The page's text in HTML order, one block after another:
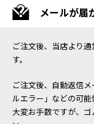
メールが届
ご注文後、当店より
す。
ご注文後、自動返信
ルエラー」などの可能
大変お手数ですが、